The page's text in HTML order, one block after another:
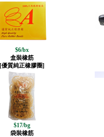
$6/bx
盒裝橡筋
[優質純正橡膠圈]
$17/bg
袋裝橡筋